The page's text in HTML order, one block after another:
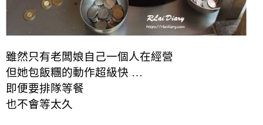
雖然只有老闆娘自己一個人在經營
但她包飯糰的動作超級快 …
即便要排隊等餐
也不會等太久